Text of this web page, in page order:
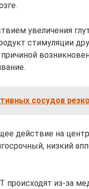
увеличения
стимуляции
сосудов
действие на
низкий
из-за